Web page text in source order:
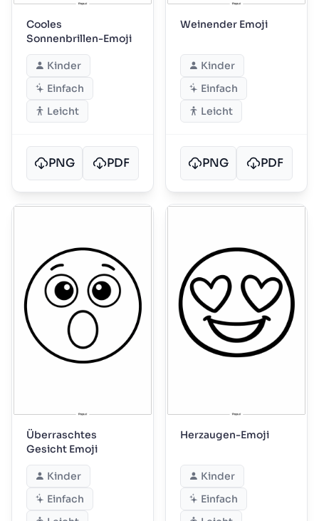
Cooles
Sonnenbrillen-Emoji
Kinder
Einfach
Leicht
PNG PDF
Weinender Emoji
Kinder
Einfach
Leicht
PNG PDF
Überraschtes
Gesicht Emoji
Kinder
Einfach
Herzaugen-Emoji
Kinder
Einfach